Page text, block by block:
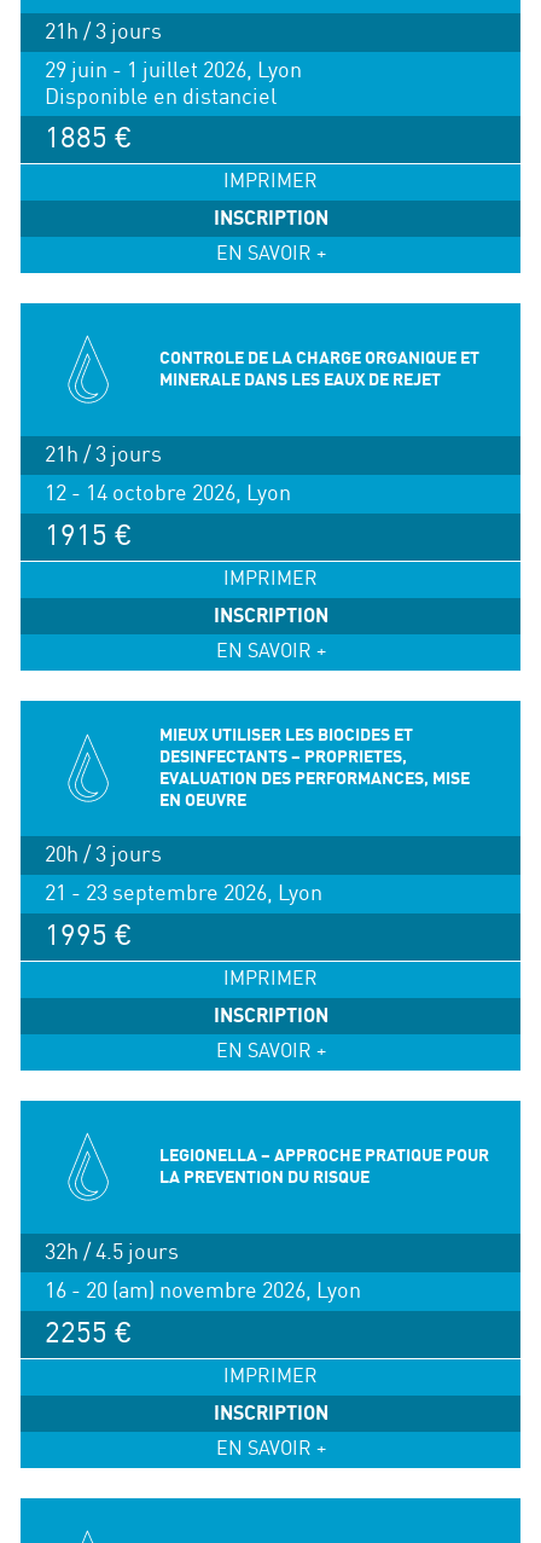
21h / 3 jours
29 juin - 1 juillet 2026, Lyon
Disponible en distanciel
1885 €
IMPRIMER
INSCRIPTION
EN SAVOIR +
CONTROLE DE LA CHARGE ORGANIQUE ET
MINERALE DANS LES EAUX DE REJET
21h / 3 jours
12 - 14 octobre 2026, Lyon
1915 €
IMPRIMER
INSCRIPTION
EN SAVOIR +
MIEUX UTILISER LES BIOCIDES ET
DESINFECTANTS – PROPRIETES,
EVALUATION DES PERFORMANCES, MISE
EN OEUVRE
20h / 3 jours
21 - 23 septembre 2026, Lyon
1995 €
IMPRIMER
INSCRIPTION
EN SAVOIR +
LEGIONELLA – APPROCHE PRATIQUE POUR
LA PREVENTION DU RISQUE
32h / 4.5 jours
16 - 20 (am) novembre 2026, Lyon
2255 €
IMPRIMER
INSCRIPTION
EN SAVOIR +